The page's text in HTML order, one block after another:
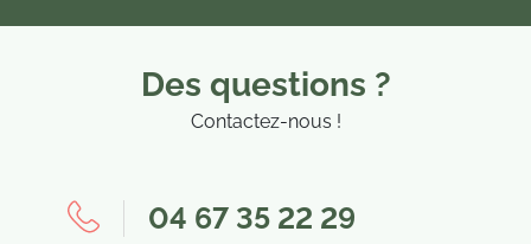
Des questions ?
Contactez-nous !
04 67 35 22 29